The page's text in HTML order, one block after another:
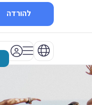
להורדה